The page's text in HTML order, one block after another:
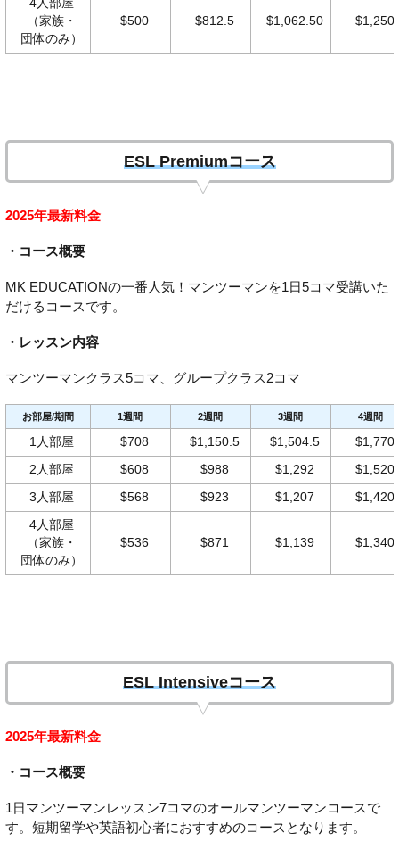
4人部屋
（家族・
団体のみ）
$500 $812.5 $1,062.50 $1,250
ESL Premiumコース
2025年最新料金
・コース概要
MK EDUCATIONの一番人気！マンツーマンを1日5コマ受講いた
だけるコースです。
・レッスン内容
マンツーマンクラス5コマ、グループクラス2コマ
お部屋/期間 1週間 2週間 3週間 4週間
1人部屋 $708 $1,150.5 $1,504.5 $1,770
2人部屋 $608 $988 $1,292 $1,520
3人部屋 $568 $923 $1,207 $1,420
4人部屋
（家族・
団体のみ）
$536 $871 $1,139 $1,340
ESL Intensiveコース
2025年最新料金
・コース概要
1日マンツーマンレッスン7コマのオールマンツーマンコースで
す。短期留学や英語初心者におすすめのコースとなります。